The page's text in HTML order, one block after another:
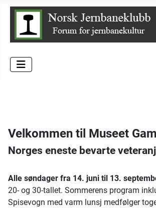
Velkommen til Museet
Norges eneste bevarte
Alle søndager fra 14. juni til 13.
20- og 30-tallet. Sommerens program
Spisevogn med varm lunsj medfølger